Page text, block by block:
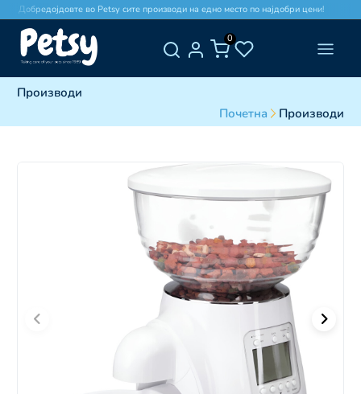
Добредојдовте во Petsy сите производи на едно место по најдобри цени!
0
Производи
Почетна
Производи